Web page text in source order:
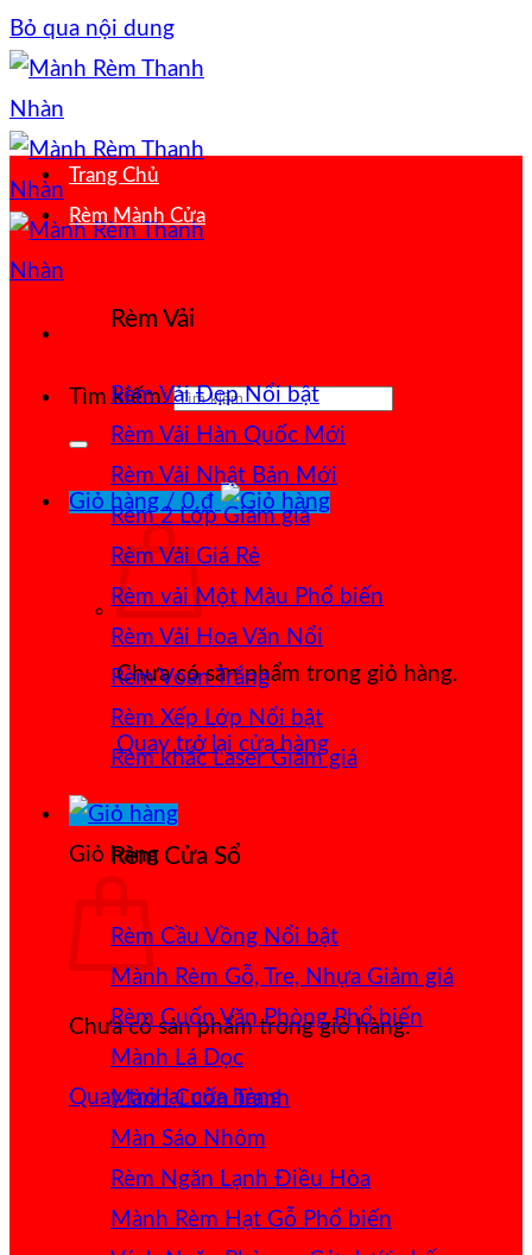
Bỏ qua nội dung
Tìm kiếm:
Giỏ hàng /0₫
Chưa có sản phẩm trong giỏ hàng.
Quay trở lại cửa hàng
Giỏ hàng
Chưa có sản phẩm trong giỏ hàng.
Quay trở lại cửa hàng
Trang Chủ
Rèm Mành Cửa
Rèm Vải
Rèm Vải Đẹp
Rèm Vải Hàn Quốc
Rèm Vải Nhật Bản
Rèm 2 Lớp
Rèm Vải Giá Rẻ
Rèm vải Một Màu
Rèm Vải Hoa Văn Nổi
Rèm Voan Trắng
Rèm Xếp Lớp
Rèm khắc Laser
Rèm Cửa Sổ
Rèm Cầu Vồng
Mành Rèm Gỗ, Tre, Nhựa
Rèm Cuốn Văn Phòng
Mành Lá Dọc
Mành Cuốn Tranh
Màn Sáo Nhôm
Rèm Ngăn Lạnh Điều Hòa
Mành Rèm Hạt Gỗ